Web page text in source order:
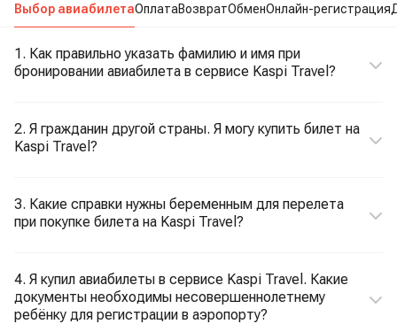
Выбор авиабилетаОплатаВозвратОбменОнлайн-регистрация
1. Как правильно указать фамилию и имя при
бронировании авиабилета в сервисе Kaspi Travel?
2. Я гражданин другой страны. Я могу купить билет на
Kaspi Travel?
3. Какие справки нужны беременным для перелета
при покупке билета на Kaspi Travel?
4. Я купил авиабилеты в сервисе Kaspi Travel. Какие
документы необходимы несовершеннолетнему
ребёнку для регистрации в аэропорту?